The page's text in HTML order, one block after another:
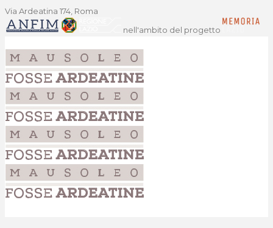
Via Ardeatina 174, Roma
nell'ambito del progetto